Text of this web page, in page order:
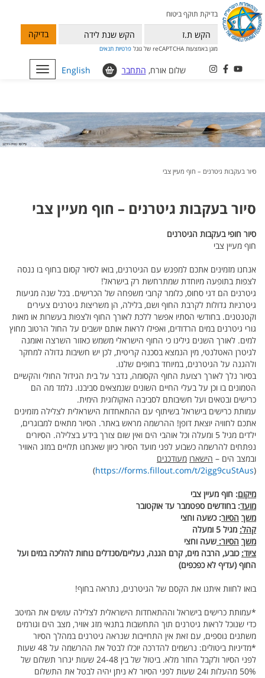
בדיקת תוקף ביטוח
בדיקה
מוגן באמצעות reCAPTCHA של גוגל פרטיות תנאים
Toggle
navigation
English שלום אורח, התחבר
סיור בעקבות גיטרנים – חוף מעיין צבי
סיור בעקבות גיטרנים – חוף מעיין צבי
סיור חופי בעקבות הגיטרנים
חוף מעיין צבי
אנחנו מזמינים אתכם למפגש עם הגיטרנים, בואו לסיור קסום בחוף בו ננסה
לצפות בתופעה מיוחדת שמתרחשת רק בישראל!
גיטרנים הם דגי סחוס, כלומר קרובי משפחה של הכרישים. בכל שנה מגיעות
גיטרניות גדולות לקרבת החוף ושם, בלילה, הן משריצות גיטרנים צעירים
וקטנטנים. בחודשי הסתיו אפשר ללכת לאורך החוף ולצפות בעשרות או מאות
גורי גיטרנים במים הרדודים, ואפילו לראות אותם יושבים על החול הרטוב מחוץ
למים. לאורך השנים גילינו כי החוף הישראלי משמש כאזור השרצה ואומנה
לגיטרן האטלנטי, מין הנמצא בסכנה קריטית, לכן יש חשיבות גדולה למחקר
ולהגנה על הגיטרנים, במיוחד בחופים שלנו.
בסיור נלך לאורך רצועת החוף הקסומה, נדבר על בית הגידול החולי והקשיים
הטמונים בו וכן על בעלי החיים השונים שנמצאים סביבנו. נלמד מה הם
כרישים ובטאים ועל חשיבותם לסביבה האקולוגית הימית.
עמותת כרישים בישראל בשיתוף עם ההתאחדות הישראלית לצלילה מזמינים
אתכם לחוויה יוצאת דופן! ההרשמה מראש באתר. הסיור מתאים למבוגרים,
ילדים מגיל 5 ומעלה וכל אוהבי הים ואין שום צורך בידע בצלילה. הסיורים
נפתחים להרשמה כשבוע לפני מועד הסיור כיוון שאנחנו תלויים במזג האוויר
ובמצב הים – הישארו מעודכנים
(
https://forms.fillout.com/t/2igg9cuStAus
)
מיקום: חוף מעיין צבי
מועד:בחודשים ספטמבר עד אוקטובר
משך הסיור:כשעה וחצי
קהל: מגיל
ומעלה
משך הסיור: שעה וחצי
ציוד: כובע, הרבה מים,קרם הגנה, נעליים/סנדלים נוחות להליכה במים ועל
החוף (עדיף לא כפכפים)
בואו לחוות איתנו את הקסם של הגיטרנים, נתראה בחוף!
*עמותת כרישים בישראל וההתאחדות הישראלית לצלילה עושים את המיטב
כדי שנוכל לראות גיטרנים תוך התחשבות בתנאי מזג אוויר, מצב הים וגורמים
משתנים נוספים, עם זאת אין התחייבות שנראה גיטרנים במהלך הסיור
*מדיניות ביטולים: נרשמים להדרכה יוכלו לבטל את ההרשמה על 48 שעות
לפני הסיור ולקבל החזר מלא. ביטול של בין 24-48 שעות יגרור תשלום של
50% מהעלות ו24 שעות לפני הסיור לא ניתן יהיה לבטל את התשלום